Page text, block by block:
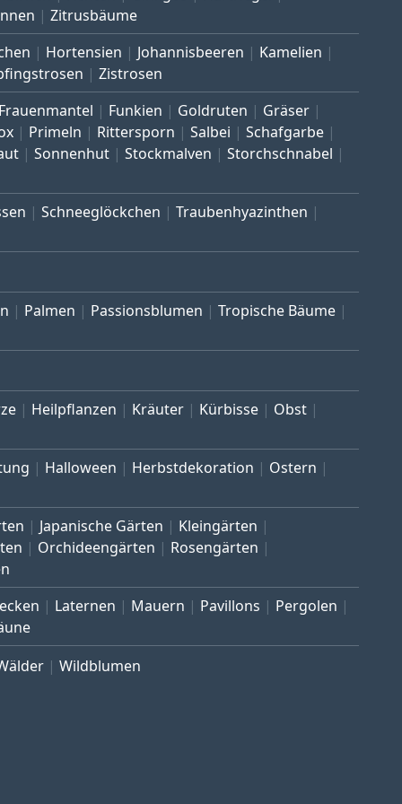
Zitrusbäume
Hortensien Johannisbeeren
Kamelien
Zistrosen
Frauenmantel Funkien Goldruten
Gräser
Primeln Rittersporn Salbei
Schafgarbe
Sonnenhut Stockmalven
Storchschnabel
Schneeglöckchen
Traubenhyazinthen
Palmen Passionsblumen
Tropische Bäume
Heilpflanzen Kräuter Kürbisse
Obst
Halloween Herbstdekoration
Ostern
Japanische Gärten
Kleingärten
Orchideengärten
Rosengärten
Laternen Mauern Pavillons
Pergolen
Wildblumen